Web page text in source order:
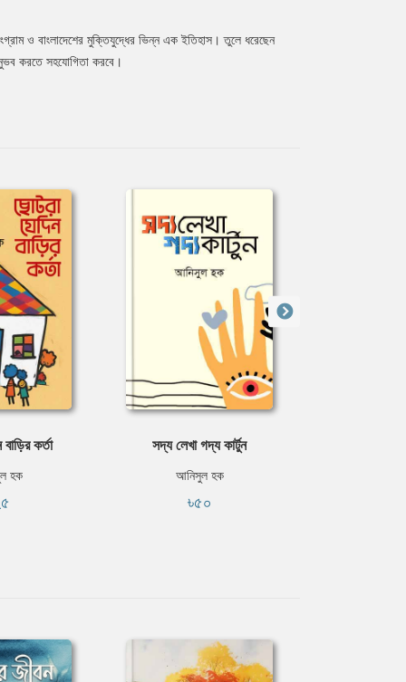
ও বাংলাদেশের মুক্তিযুদ্ধের ভিন্ন এক ইতিহাস। তুলে ধরেছেন
করতে সহযোগিতা করবে।
কর্তা
হক
সদ্য লেখা গদ্য কার্টুন
আনিসুল হক
৳৫০